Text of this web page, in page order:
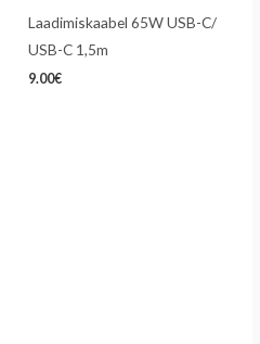
Laadimiskaabel 65W USB-C/
USB-C 1,5m
9.00€